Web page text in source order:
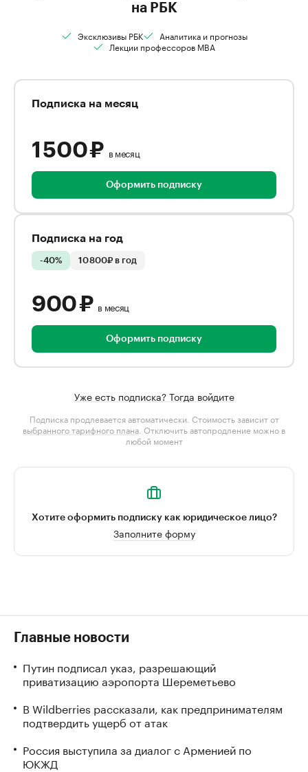
на РБК
Эксклюзивы РБК
Аналитика и прогнозы
Лекции профессоров MBA
Подписка на месяц
1 500 ₽ в месяц
Оформить подписку
Подписка на год
-40% 10 800₽ в год
900 ₽ в месяц
Оформить подписку
Уже есть подписка? Тогда войдите
Подписка продлевается автоматически. Стоимость зависит от
выбранного тарифного плана . Отключить автопродление можно в
любой момент
Хотите оформить подписку как юридическое лицо?
Заполните форму
Главные новости
Путин подписал указ, разрешающий
приватизацию аэропорта Шереметьево
В Wildberries рассказали, как предпринимателям
подтвердить ущерб от атак
Россия выступила за диалог с Арменией по
ЮКЖД